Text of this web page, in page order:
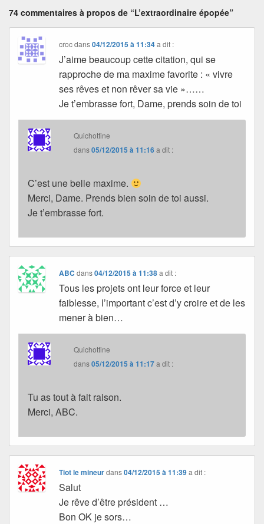
74 commentaires à propos de “L’extraordinaire épopée”
crocdans04/12/2015 à 11:34 a dit :
J’aime beaucoup cette citation, qui se
rapproche de ma maxime favorite : « vivre
ses rêves et non rêver sa vie »……
Je t’embrasse fort, Dame, prends soin de toi
Quichottine
dans05/12/2015 à 11:16a dit :
C’est une belle maxime.
Merci, Dame. Prends bien soin de toi aussi.
Je t’embrasse fort.
ABC dans04/12/2015 à 11:38 a dit :
Tous les projets ont leur force et leur
faiblesse, l’important c’est d’y croire et de les
mener à bien…
Quichottine
dans05/12/2015 à 11:17a dit :
Tu as tout à fait raison.
Merci, ABC.
Tiot le mineurdans04/12/2015 à 11:39 a dit :
Salut
Je rêve d’être président …
Bon OK je sors…